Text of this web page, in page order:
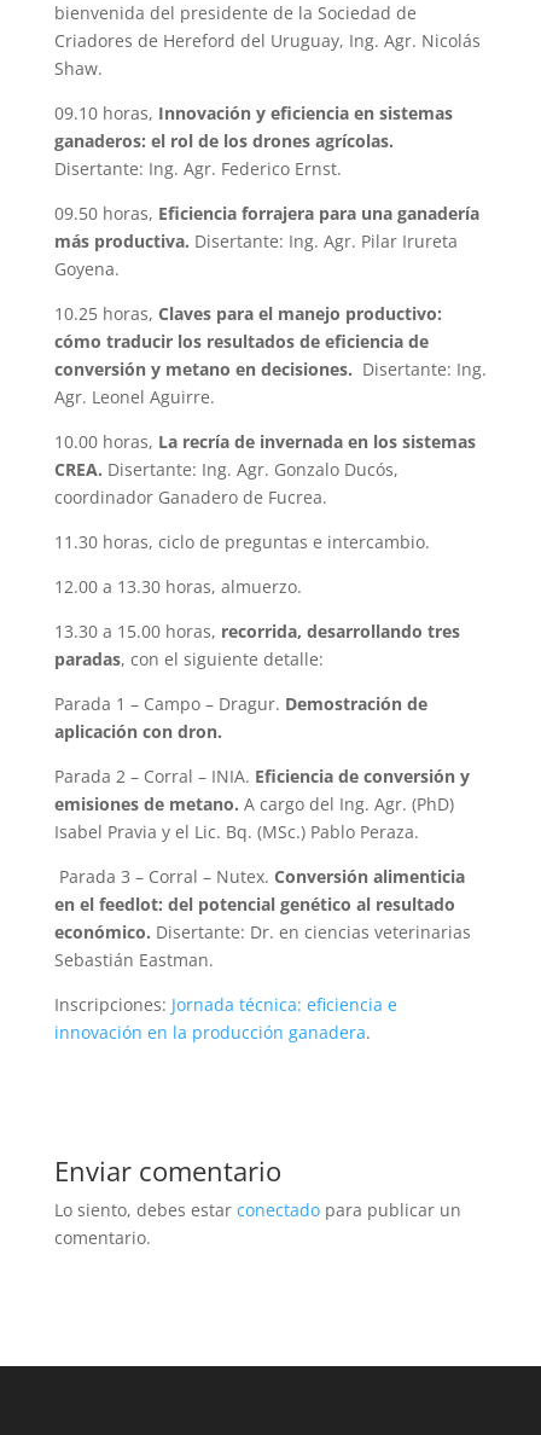
bienvenida del presidente de la Sociedad de
Criadores de Hereford del Uruguay, Ing. Agr. Nicolás
Shaw.
09.10 horas, Innovación y eficiencia en sistemas
ganaderos: el rol de los drones agrícolas.
Disertante: Ing. Agr. Federico Ernst.
09.50 horas, Eficiencia forrajera para una ganadería
más productiva. Disertante: Ing. Agr. Pilar Irureta
Goyena.
10.25 horas, Claves para el manejo productivo:
cómo traducir los resultados de eficiencia de
conversión y metano en decisiones. Disertante: Ing.
Agr. Leonel Aguirre.
10.00 horas, La recría de invernada en los sistemas
CREA. Disertante: Ing. Agr. Gonzalo Ducós,
coordinador Ganadero de Fucrea.
11.30 horas, ciclo de preguntas e intercambio.
12.00 a 13.30 horas, almuerzo.
13.30 a 15.00 horas, recorrida, desarrollando tres
paradas, con el siguiente detalle:
Parada 1 – Campo – Dragur. Demostración de
aplicación con dron.
Parada 2 – Corral – INIA. Eficiencia de conversión y
emisiones de metano. A cargo del Ing. Agr. (PhD)
Isabel Pravia y el Lic. Bq. (MSc.) Pablo Peraza.
Parada 3 – Corral – Nutex. Conversión alimenticia
en el feedlot: del potencial genético al resultado
económico. Disertante: Dr. en ciencias veterinarias
Sebastián Eastman.
Inscripciones: Jornada técnica: eficiencia e
innovación en la producción ganadera.
Enviar comentario
Lo siento, debes estar conectadopara publicar un
comentario.